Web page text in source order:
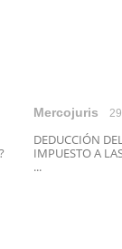
Mercojuris
DEDUCCIÓN
IMPUESTO A
...